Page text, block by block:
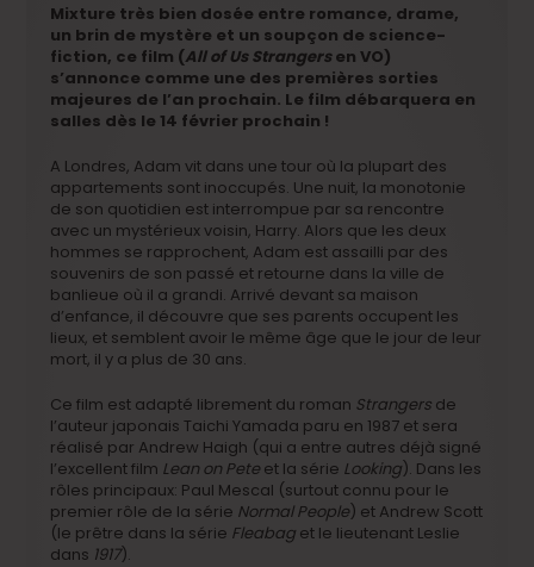
Mixture très bien dosée entre romance, drame,
un brin de mystère et un soupçon de science-
fiction, ce film (All of Us Strangersen VO)
s’annonce comme une des premières sorties
majeures de l’an prochain. Le film débarquera en
salles dès le 14 février prochain !
A Londres, Adam vit dans une tour où la plupart des
appartements sont inoccupés. Une nuit, la monotonie
de son quotidien est interrompue par sa rencontre
avec un mystérieux voisin, Harry. Alors que les deux
hommes se rapprochent, Adam est assailli par des
souvenirs de son passé et retourne dans la ville de
banlieue où il a grandi. Arrivé devant sa maison
d’enfance, il découvre que ses parents occupent les
lieux, et semblent avoir le même âge que le jour de leur
mort, il y a plus de 30 ans.
Ce film est adapté librement du roman Strangers de
l’auteur japonais Taichi Yamada paru en 1987 et sera
réalisé par Andrew Haigh (qui a entre autres déjà signé
l’excellent film Lean on Pete et la série Looking). Dans les
rôles principaux: Paul Mescal (surtout connu pour le
premier rôle de la série Normal People) et Andrew Scott
(le prêtre dans la série Fleabag et le lieutenant Leslie
dans 1917).